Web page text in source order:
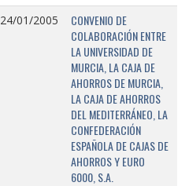
24/01/2005
CONVENIO DE
COLABORACIÓN ENTRE
LA UNIVERSIDAD DE
MURCIA, LA CAJA DE
AHORROS DE MURCIA,
LA CAJA DE AHORROS
DEL MEDITERRÁNEO, LA
CONFEDERACIÓN
ESPAÑOLA DE CAJAS DE
AHORROS Y EURO
6000, S.A.